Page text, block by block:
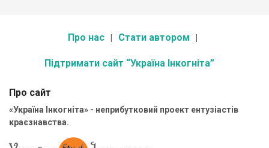
Про нас Стати автором
Підтримати сайт “Україна Інкогніта”
Про сайт
«Україна Інкогніта» - неприбутковий проект ентузіастів
краєзнавства.